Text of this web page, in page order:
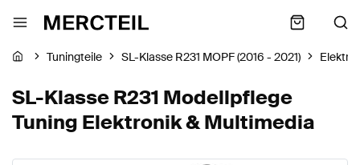
Tuningteile SL-Klasse R231 MOPF (2016 - 2021)
SL-Klasse R231 Modellpflege
Tuning Elektronik & Multimedia